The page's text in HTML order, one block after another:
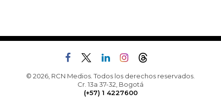
© 2026, RCN Medios. Todos los derechos reservados.
Cr. 13a 37-32, Bogotá
(+57) 1 4227600